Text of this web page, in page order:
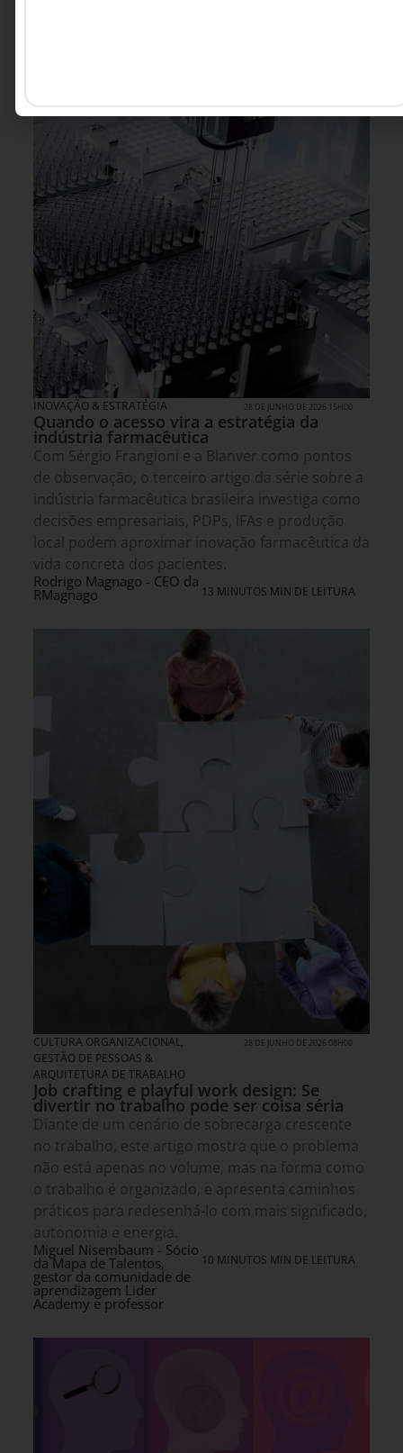
INOVAÇÃO & ESTRATÉGIA 28 DE JUNHO DE 2026 15H00
Quando o acesso vira a estratégia da
indústria farmacêutica
Com Sérgio Frangioni e a Blanver como pontos
de observação, o terceiro artigo da série sobre a
indústria farmacêutica brasileira investiga como
decisões empresariais, PDPs, IFAs e produção
local podem aproximar inovação farmacêutica da
vida concreta dos pacientes.
Rodrigo Magnago - CEO da
RMagnago 13 MINUTOS MIN DE LEITURA
CULTURA ORGANIZACIONAL,
GESTÃO DE PESSOAS &
ARQUITETURA DE TRABALHO
28 DE JUNHO DE 2026 08H00
Job crafting e playful work design: Se
divertir no trabalho pode ser coisa séria
Diante de um cenário de sobrecarga crescente
no trabalho, este artigo mostra que o problema
não está apenas no volume, mas na forma como
o trabalho é organizado, e apresenta caminhos
práticos para redesenhá-lo com mais significado,
autonomia e energia.
Miguel Nisembaum - Sócio
da Mapa de Talentos,
gestor da comunidade de
aprendizagem Lider
Academy e professor
10 MINUTOS MIN DE LEITURA